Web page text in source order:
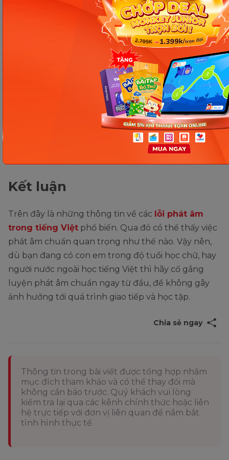
một cách tự nhiên và chính xác nhất.
Đồng thời, Vmonkey còn thiết lập bộ Học vần
chuẩn và nhanh nhất theo chương trình học vần
theo sách giáo khoa mới giúp trẻ có thể
đánh vần
và phát âm tròn trịa toàn bộ bảng chữ cái, viết
đúng chính tả và con không còn bị nói ngọng
hay nói giọng địa phương khi luyện tập thường
Trạng Nguyên Tiếng Việt tiểu học là
gì? Cách đăng ký tham gia và luyện thi bất bại
Kết luận
Trên đây là những thông tin về các lỗi phát âm
trong tiếng Việt phổ biến. Qua đó có thể thấy việc
phát âm chuẩn quan trọng như thế nào. Vậy nên,
dù bạn đang có con em trong độ tuổi học chữ, hay
người nước ngoài học tiếng Việt thì hãy cố gắng
luyện phát âm chuẩn ngay từ đầu, để không gây
ảnh hưởng tới quá trình giao tiếp và học tập.
Chia sẻ ngay
Thông tin trong bài viết được tổng hợp nhằm
mục đích tham khảo và có thể thay đổi mà
không cần báo trước. Quý khách vui lòng
kiểm tra lại qua các kênh chính thức hoặc liên
hệ trực tiếp với đơn vị liên quan để nắm bắt
tình hình thực tế.